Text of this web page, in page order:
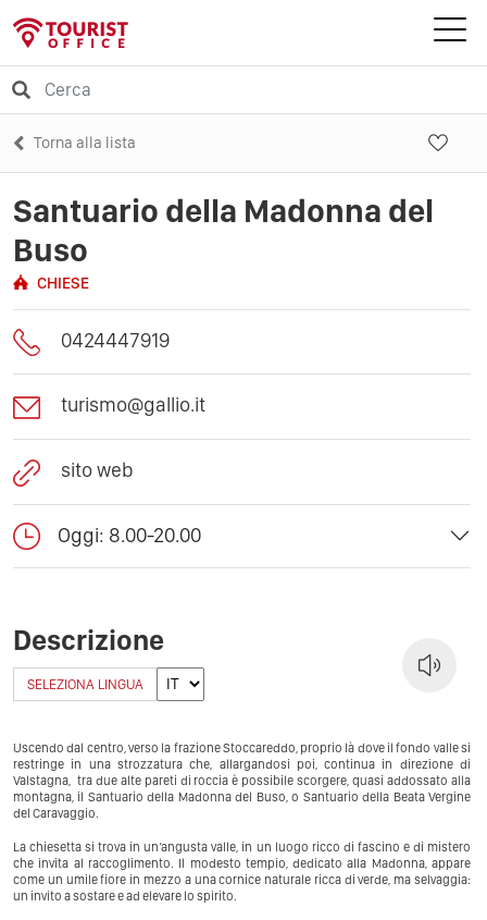
Torna alla lista
Santuario della Madonna del
Buso
CHIESE
0424447919
turismo@gallio.it
sito web
Oggi: 8.00-20.00
Descrizione
SELEZIONA LINGUA
Uscendo dal centro, verso la frazione Stoccareddo, proprio là dove il fondo valle si
restringe in una strozzatura che, allargandosi poi, continua in direzione di
Valstagna, tra due alte pareti di roccia è possibile scorgere, quasi addossato alla
montagna, il Santuario della Madonna del Buso, o Santuario della Beata Vergine
del Caravaggio.
La chiesetta si trova in un’angusta valle, in un luogo ricco di fascino e di mistero
che invita al raccoglimento. Il modesto tempio, dedicato alla Madonna, appare
come un umile fiore in mezzo a una cornice naturale ricca di verde, ma selvaggia:
un invito a sostare e ad elevare lo spirito.